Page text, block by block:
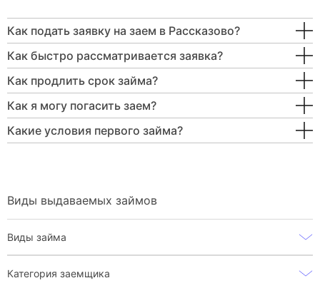
Как подать заявку на заем в Рассказово?
Как быстро рассматривается заявка?
Как продлить срок займа?
Как я могу погасить заем?
Какие условия первого займа?
Виды выдаваемых займов
Виды займа
Категория заемщика